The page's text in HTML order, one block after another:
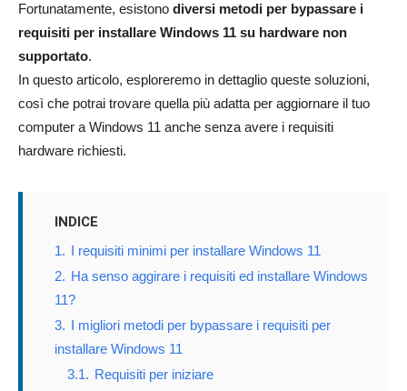
Fortunatamente, esistono diversi metodi per bypassare i
requisiti per installare Windows 11 su hardware non
supportato.
In questo articolo, esploreremo in dettaglio queste soluzioni,
così che potrai trovare quella più adatta per aggiornare il tuo
computer a Windows 11 anche senza avere i requisiti
hardware richiesti.
INDICE
1. I requisiti minimi per installare Windows 11
2. Ha senso aggirare i requisiti ed installare Windows
11?
3. I migliori metodi per bypassare i requisiti per
installare Windows 11
3.1. Requisiti per iniziare